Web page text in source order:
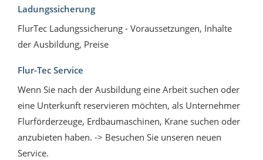
Ladungssicherung
FlurTec Ladungssicherung - Voraussetzungen, Inhalte
der Ausbildung, Preise
Flur-Tec Service
Wenn Sie nach der Ausbildung eine Arbeit suchen oder
eine Unterkunft reservieren möchten, als Unternehmer
Flurförderzeuge, Erdbaumaschinen, Krane suchen oder
anzubieten haben. -> Besuchen Sie unseren neuen
Service.